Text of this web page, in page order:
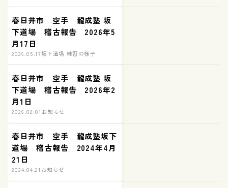
春日井市 空手 龍成塾 坂
下道場 稽古報告 2026年5
月17日
2026.05.17坂下道場 練習の様子
春日井市 空手 龍成塾 坂
下道場 稽古報告 2026年2
月1日
2026.02.01 お知らせ
春日井市 空手 龍成塾坂下
道場 稽古報告 2024年4月
21日
2024.04.21 お知らせ